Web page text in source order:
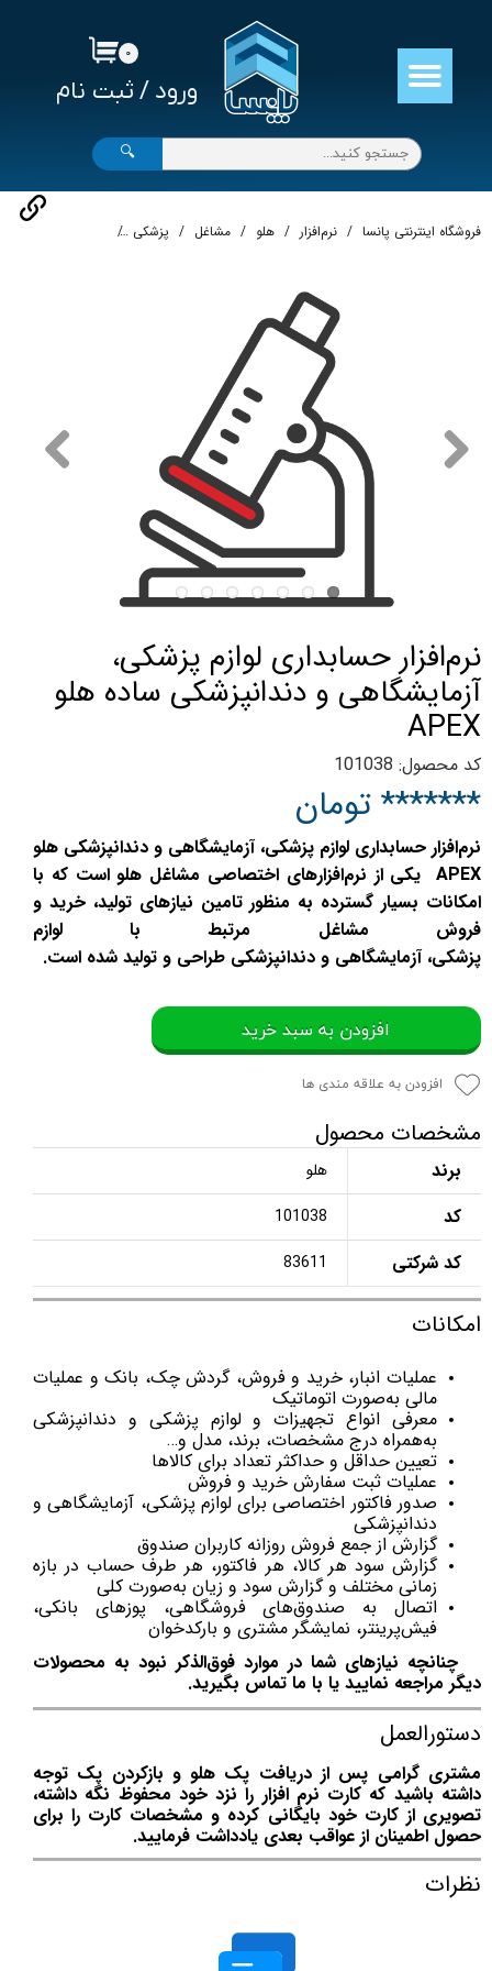
ورود / ثبت نام
حساب کاربری من
تغییر گذر واژه
سفارشات
خروج از حساب کاربری
۰
🔍
فروشگاه اینترنتی پانسا نرم‌افزار هلو مشاغل پزشکی
نرم‌افزار حسابداری لوازم پزشکی،
آزمایشگاهی و دندانپزشکی ساده هلو
APEX
کد محصول: 101038
******* تومان
نرم‌افزار حسابداری لوازم پزشکی، آزمایشگاهی و دندانپزشکی هلو
APEX یکی از نرم‌افزارهای اختصاصی مشاغل هلو است که با
امکانات بسیار گسترده به منظور تامین نیازهای تولید، خرید و
فروش مشاغل مرتبط با لوازم
پزشکی، آزمایشگاهی و دندانپزشکی طراحی و تولید شده است.
افزودن به سبد خرید
افزودن به علاقه مندی ها
مشخصات محصول
برند هلو
کد 101038
کد شرکتی 83611
امکانات
عملیات انبار، خرید و فروش، گردش چک، بانک و عملیات
مالی به‌صورت اتوماتیک
معرفی انواع تجهیزات و لوازم پزشکی و دندانپزشکی
به‌همراه درج مشخصات، برند، مدل و…
تعیین حداقل و حداکثر تعداد برای کالاها
عملیات ثبت سفارش خرید و فروش
صدور فاکتور اختصاصی برای لوازم پزشکی، آزمایشگاهی و
دندانپزشکی
گزارش از جمع فروش روزانه کاربران صندوق
گزارش سود هر كالا، هر فاكتور، هر طرف حساب در بازه
زمانی مختلف و گزارش سود و زیان به‌صورت کلی
اتصال به صندوق‌های فروشگاهی، پوزهای بانکی،
فیش‌پرینتر، نمایشگر مشتری و بارکدخوان
چنانچه نیازهای شما در موارد فوق‌الذکر نبود به محصولات
دیگر مراجعه نمایید یا با ما تماس بگیرید.
دستورالعمل
مشتری گرامی پس از دریافت پک هلو و بازکردن پک توجه
داشته باشید که کارت نرم افزار را نزد خود محفوظ نگه داشته،
تصویری از کارت خود بایگانی کرده و مشخصات کارت را برای
حصول اطمینان از عواقب بعدی یادداشت فرمایید.
نظرات